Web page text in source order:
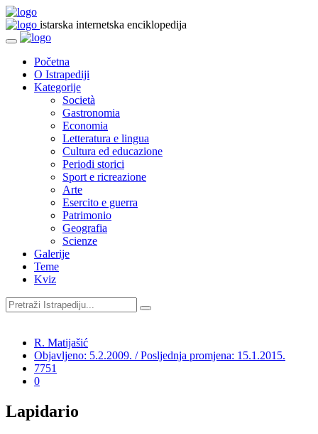
istarska internetska enciklopedija
Početna
O Istrapediji
Kategorije
Società
Gastronomia
Economia
Letteratura e lingua
Cultura ed educazione
Periodi storici
Sport e ricreazione
Arte
Esercito e guerra
Patrimonio
Geografia
Scienze
Galerije
Teme
Kviz
R. Matijašić
Objavljeno: 5.2.2009. / Posljednja promjena: 15.1.2015.
7751
0
Lapidario